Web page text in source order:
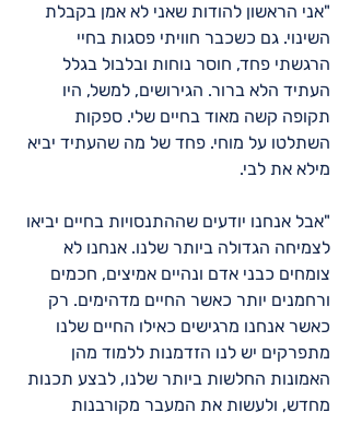
"אני הראשון להודות שאני לא אמן בקבלת
השינוי. גם כשכבר חוויתי פסגות בחיי
הרגשתי פחד, חוסר נוחות ובלבול בגלל
העתיד הלא ברור. הגירושים, למשל, היו
תקופה קשה מאוד בחיים שלי. ספקות
השתלטו על מוחי. פחד של מה שהעתיד יביא
מילא את לבי.
"אבל אנחנו יודעים שההתנסויות בחיים יביאו
לצמיחה הגדולה ביותר שלנו. אנחנו לא
צומחים כבני אדם ונהיים אמיצים, חכמים
ורחמנים יותר כאשר החיים מדהימים. רק
כאשר אנחנו מרגישים כאילו החיים שלנו
מתפרקים יש לנו הזדמנות ללמוד מהן
האמונות החלשות ביותר שלנו, לבצע תכנות
מחדש, ולעשות את המעבר מקורבנות